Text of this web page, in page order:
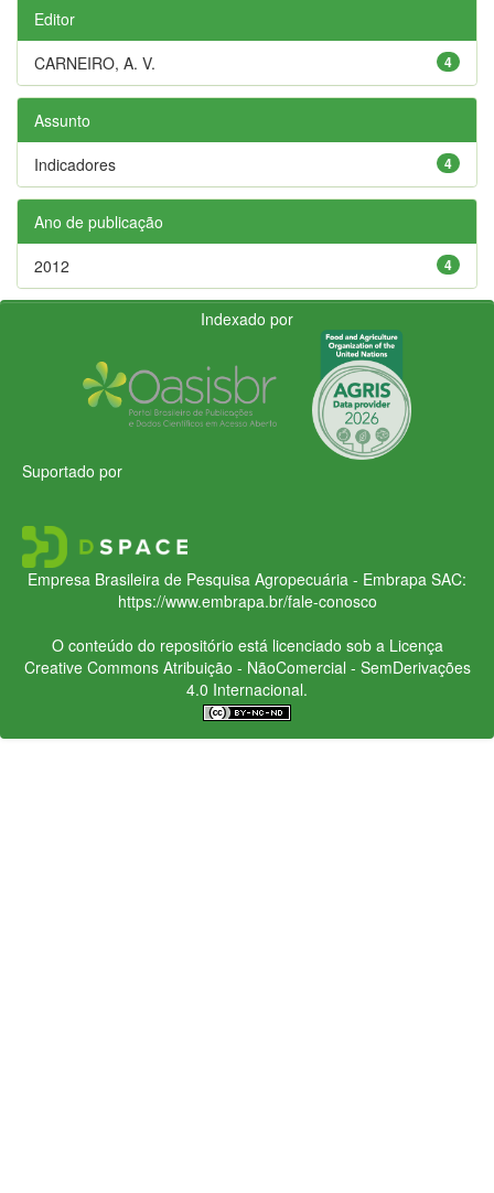
Editor
4
CARNEIRO, A. V.
Assunto
4
Indicadores
Ano de publicação
4
2012
Indexado por
Suportado por
Empresa Brasileira de Pesquisa Agropecuária - Embrapa SAC:
https://www.embrapa.br/fale-conosco
O conteúdo do repositório está licenciado sob a Licença
Creative CommonsAtribuição - NãoComercial - SemDerivações
4.0 Internacional.